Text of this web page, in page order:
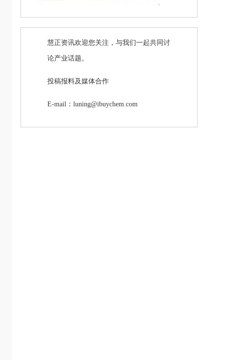
慧正资讯欢迎您关注，与我们一起共同讨
论产业话题。
投稿报料及媒体合作
E-mail：luning@ibuychem.com